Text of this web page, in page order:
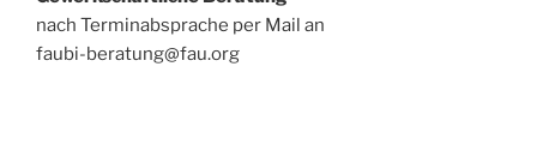
nach Terminabsprache per Mail an
faubi-beratung@fau.org